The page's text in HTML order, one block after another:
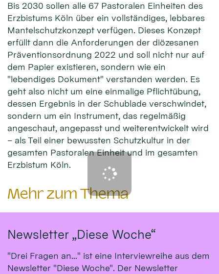
Bis 2030 sollen alle 67 Pastoralen Einheiten des
Erzbistums Köln über ein vollständiges, lebbares
Mantelschutzkonzept verfügen. Dieses Konzept
erfüllt dann die Anforderungen der diözesanen
Präventionsordnung 2022 und soll nicht nur auf
dem Papier existieren, sondern wie ein
"lebendiges Dokument" verstanden werden. Es
geht also nicht um eine einmalige Pflichtübung,
dessen Ergebnis in der Schublade verschwindet,
sondern um ein Instrument, das regelmäßig
angeschaut, angepasst und weiterentwickelt wird
– als Teil einer bewussten Schutzkultur in der
gesamten Pastoralen Einheit und im gesamten
Erzbistum Köln.
Mehr zum Thema
Newsletter „Diese Woche“
"Drei Fragen an..." ist eine Interviewreihe aus dem
Newsletter "Diese Woche". Der Newsletter